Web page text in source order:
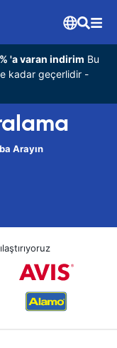
'a varan indirim Bu
kadar geçerlidir -
Arayın